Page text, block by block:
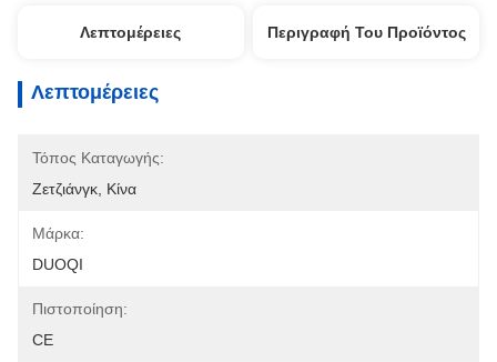
Λεπτομέρειες Περιγραφή Του Προϊόντος
Λεπτομέρειες
Τόπος Καταγωγής:
Ζετζιάνγκ, Κίνα
Μάρκα:
DUOQI
Πιστοποίηση:
CE